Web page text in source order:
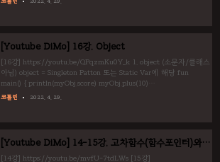
Callback구조라고 합니다. (반대말 Call) 시나리오. 제작자가
Sensor를 개발할 때, Sensor는 무언가 측정하여 측정된 5번 중 1번
씩 계속 Listener에게 보내주도록 설정 하였다. 나중에 사용자가
Sensor를..
[Youtube DiMo] 16강. Object
[16강] https://youtu.be/QPqzmKu0Y_k 1. object (소문자/클래스
아님) object = Singleton Patton 또는 Static Var에 해당 fun
main() { println(myObj.score) myObj.plus(10)
println(myObj.score) } object myObj{ var score = 0 fun plus(x :
코틀린 2022. 4. 29.
[Youtube DiMo] 14-15강. 고차함수(함수포인터)와
람다함수/스코프함수
[14강] https://youtu.be/mvfU-7tdLWs [15강]